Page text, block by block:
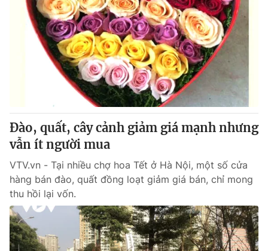
Đào, quất, cây cảnh giảm giá mạnh nhưng
vẫn ít người mua
VTV.vn - Tại nhiều chợ hoa Tết ở Hà Nội, một số cửa
hàng bán đào, quất đồng loạt giảm giá bán, chỉ mong
thu hồi lại vốn.